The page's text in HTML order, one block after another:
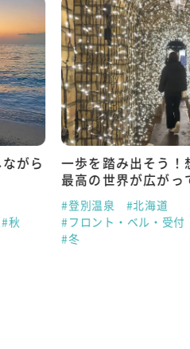
がら
#秋
一歩を踏み出そう！
最高の世界が広がっ
#登別温泉
#北海道
#フロント・ベル・受付
#冬